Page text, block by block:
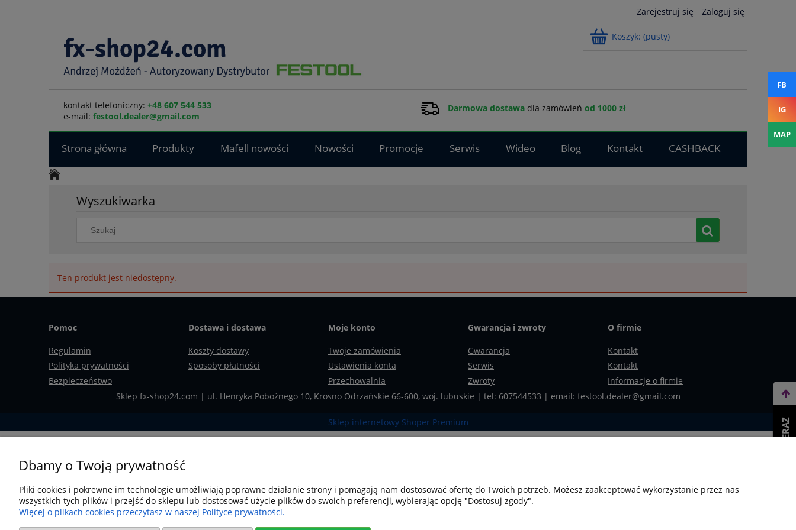
Zarejestruj się Zaloguj się
Koszyk: (pusty)
kontakt telefoniczny: +48 607 544 533
e-mail: festool.dealer@gmail.com
Darmowa dostawadla zamówień od 1000 zł
Strona główna Produkty Mafell nowości Nowości Promocje Serwis Wideo Blog Kontakt CASHBACK
Wyszukiwarka
Ten produkt jest niedostępny.
Pomoc
Regulamin
Polityka prywatności
Bezpieczeństwo
Dostawa i dostawa
Koszty dostawy
Sposoby płatności
Moje konto
Twoje zamówienia
Ustawienia konta
Przechowalnia
Gwarancja i zwroty
Gwarancja
Serwis
Zwroty
O firmie
Kontakt
Kontakt
Informacje o firmie
Sklep fx-shop24.com | ul. Henryka Pobożnego 10, Krosno Odrzańskie 66-600, woj. lubuskie | tel: 607544533 | email: festool.dealer@gmail.com
FB
IG
MAP
WEŹ LEASING TERAZ
Sklep internetowy Shoper Premium
Dbamy o Twoją prywatność
Pliki cookies i pokrewne im technologie umożliwiają poprawne działanie strony i pomagają nam dostosować ofertę do Twoich potrzeb. Możesz zaakceptować wykorzystanie przez nas
wszystkich tych plików i przejść do sklepu lub dostosować użycie plików do swoich preferencji, wybierając opcję "Dostosuj zgody".
Więcej o plikach cookies przeczytasz w naszej Polityce prywatności.